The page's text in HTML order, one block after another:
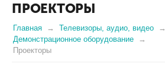
ПРОЕКТОРЫ
Главная
Телевизоры, аудио, видео
Демонстрационное оборудование
Проекторы